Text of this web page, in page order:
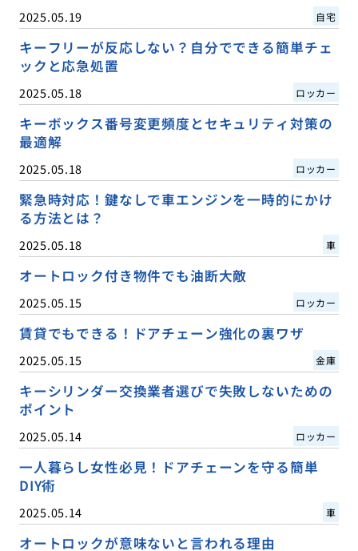
2025.05.19 自宅
キーフリーが反応しない？自分でできる簡単チェ
ックと応急処置
2025.05.18 ロッカー
キーボックス番号変更頻度とセキュリティ対策の
最適解
2025.05.18 ロッカー
緊急時対応！鍵なしで車エンジンを一時的にかけ
る方法とは？
2025.05.18 車
オートロック付き物件でも油断大敵
2025.05.15 ロッカー
賃貸でもできる！ドアチェーン強化の裏ワザ
2025.05.15 金庫
キーシリンダー交換業者選びで失敗しないための
ポイント
2025.05.14 ロッカー
一人暮らし女性必見！ドアチェーンを守る簡単
DIY術
2025.05.14 車
オートロックが意味ないと言われる理由